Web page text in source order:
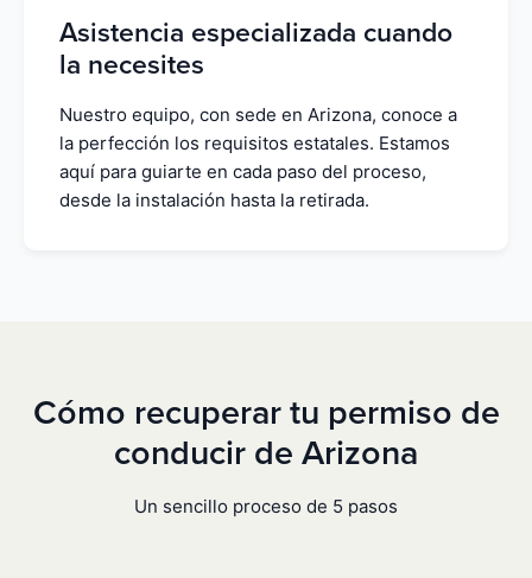
Asistencia especializada cuando
la necesites
Nuestro equipo, con sede en Arizona, conoce a
la perfección los requisitos estatales. Estamos
aquí para guiarte en cada paso del proceso,
desde la instalación hasta la retirada.
Cómo recuperar tu permiso de
conducir de Arizona
Un sencillo proceso de 5 pasos